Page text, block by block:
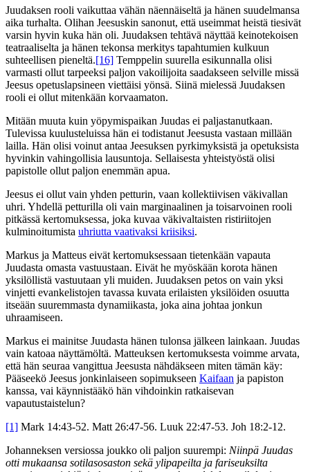
Juudaksen rooli vaikuttaa vähän näennäiseltä ja hänen suudelmansa
aika turhalta. Olihan Jeesuskin sanonut, että useimmat heistä tiesivät
varsin hyvin kuka hän oli. Juudaksen tehtävä näyttää keinotekoisen
teatraaliselta ja hänen tekonsa merkitys tapahtumien kulkuun
suhteellisen pieneltä.[16] Temppelin suurella esikunnalla olisi
varmasti ollut tarpeeksi paljon vakoilijoita saadakseen selville missä
Jeesus opetuslapsineen viettäisi yönsä. Siinä mielessä Juudaksen
rooli ei ollut mitenkään korvaamaton.
Mitään muuta kuin yöpymispaikan Juudas ei paljastanutkaan.
Tulevissa kuulusteluissa hän ei todistanut Jeesusta vastaan millään
lailla. Hän olisi voinut antaa Jeesuksen pyrkimyksistä ja opetuksista
hyvinkin vahingollisia lausuntoja. Sellaisesta yhteistyöstä olisi
papistolle ollut paljon enemmän apua.
Jeesus ei ollut vain yhden petturin, vaan kollektiivisen väkivallan
uhri. Yhdellä petturilla oli vain marginaalinen ja toisarvoinen rooli
pitkässä kertomuksessa, joka kuvaa väkivaltaisten ristiriitojen
kulminoitumista uhriutta vaativaksi kriisiksi.
Markus ja Matteus eivät kertomuksessaan tietenkään vapauta
Juudasta omasta vastuustaan. Eivät he myöskään korota hänen
yksilöllistä vastuutaan yli muiden. Juudaksen petos on vain yksi
vinjetti evankelistojen tavassa kuvata erilaisten yksilöiden osuutta
itseään suuremmasta dynamiikasta, joka aina johtaa jonkun
uhraamiseen.
Markus ei mainitse Juudasta hänen tulonsa jälkeen lainkaan. Juudas
vain katoaa näyttämöltä. Matteuksen kertomuksesta voimme arvata,
että hän seuraa vangittua Jeesusta nähdäkseen miten tämän käy:
Pääseekö Jeesus jonkinlaiseen sopimukseen Kaifaan ja papiston
kanssa, vai käynnistääkö hän vihdoinkin ratkaisevan
vapautustaistelun?
[1] Mark 14:43-52. Matt 26:47-56. Luuk 22:47-53. Joh 18:2-12.
Johanneksen versiossa joukko oli paljon suurempi: Niinpä Juudas
otti mukaansa sotilasosaston sekä ylipapeilta ja fariseuksilta